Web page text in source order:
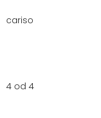
cariso
4 od 4